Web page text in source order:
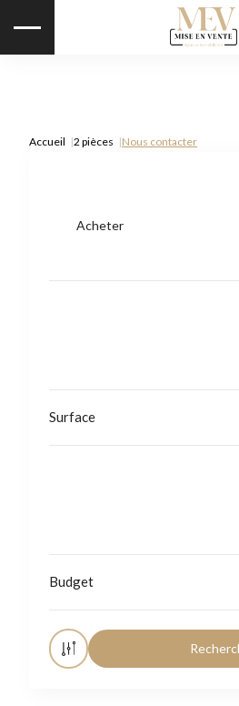
Accueil 2 pièces Nous contacter
Acheter